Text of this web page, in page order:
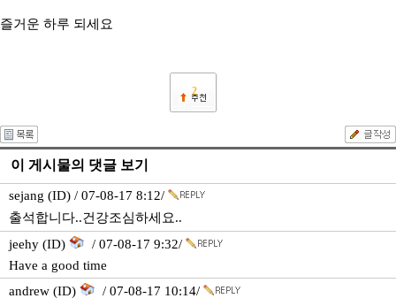
즐거운 하루 되세요
2
이 게시물의 댓글 보기
sejang (ID) / 07-08-17 8:12/
출석합니다..건강조심하세요..
jeehy (ID)
/ 07-08-17 9:32/
Have a good time
andrew (ID)
/ 07-08-17 10:14/